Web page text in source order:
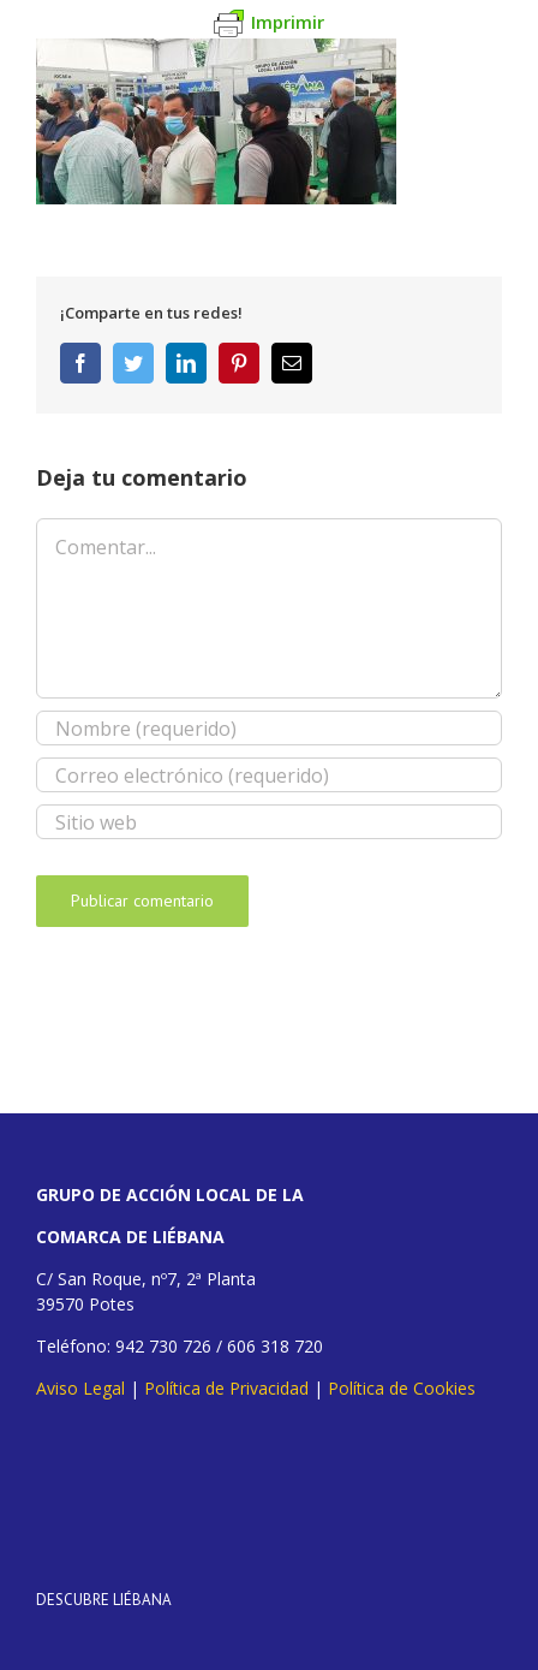
Imprimir
¡Comparte en tus redes!
FacebookTwitterLinkedInPinterestCorreo
electrónico
Deja tu comentario
Comentar
GRUPO DE ACCIÓN LOCAL DE LA
COMARCA DE LIÉBANA
C/ San Roque, nº7, 2ª Planta
39570 Potes
Teléfono: 942 730 726 / 606 318 720
Aviso Legal | Política de Privacidad | Política de Cookies
DESCUBRE LIÉBANA